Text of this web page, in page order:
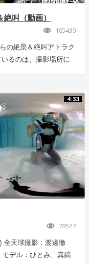
叫（動画）
105430
の絶景＆絶叫アトラク
るのは、撮影場所に
周を回っている「ドド
た。リニューアル後に
b1c8-41ba-
4:33
78527
天球撮影：渡邊徹
デル：ひとみ、真縞